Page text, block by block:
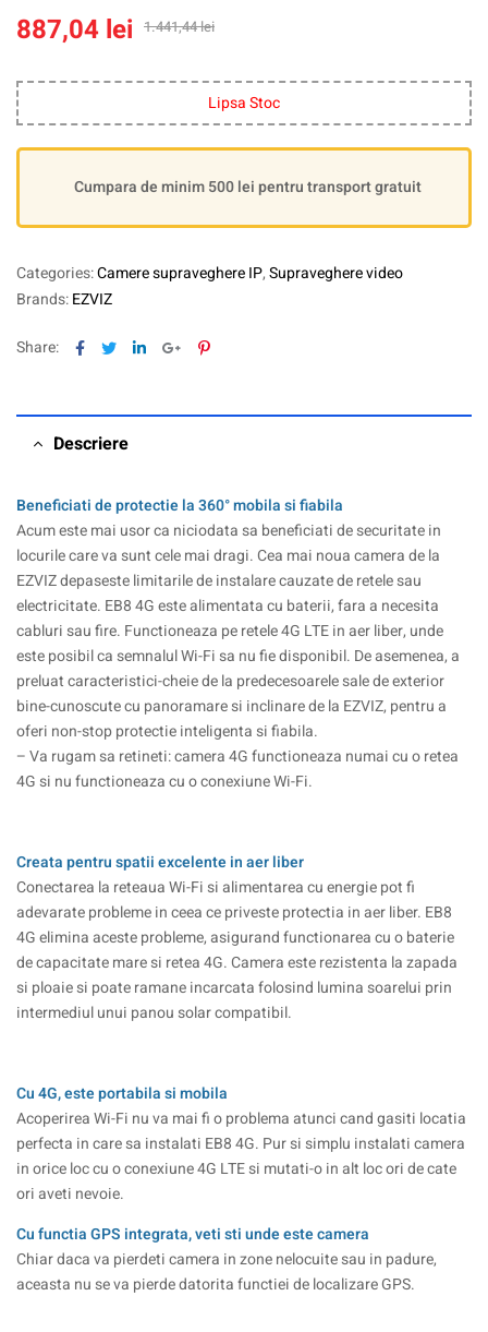
1.441,44lei
887,04 lei
Lipsa Stoc
Cumpara de minim 500 lei pentru transport gratuit
Categories:Camere supraveghere IP,Supraveghere video
Brands:EZVIZ
Share: Facebook
TwitterLinkedinGoogle+Pinterest
Descriere
Beneficiati de protectie la 360° mobila si fiabila
Acum este mai usor ca niciodata sa beneficiati de securitate in
locurile care va sunt cele mai dragi. Cea mai noua camera de la
EZVIZ depaseste limitarile de instalare cauzate de retele sau
electricitate. EB8 4G este alimentata cu baterii, fara a necesita
cabluri sau fire. Functioneaza pe retele 4G LTE in aer liber, unde
este posibil ca semnalul Wi-Fi sa nu fie disponibil. De asemenea, a
preluat caracteristici-cheie de la predecesoarele sale de exterior
bine-cunoscute cu panoramare si inclinare de la EZVIZ, pentru a
oferi non-stop protectie inteligenta si fiabila.
– Va rugam sa retineti: camera 4G functioneaza numai cu o retea
4G si nu functioneaza cu o conexiune Wi-Fi.
Creata pentru spatii excelente in aer liber
Conectarea la reteaua Wi-Fi si alimentarea cu energie pot fi
adevarate probleme in ceea ce priveste protectia in aer liber. EB8
4G elimina aceste probleme, asigurand functionarea cu o baterie
de capacitate mare si retea 4G. Camera este rezistenta la zapada
si ploaie si poate ramane incarcata folosind lumina soarelui prin
intermediul unui panou solar compatibil.
Cu 4G, este portabila si mobila
Acoperirea Wi-Fi nu va mai fi o problema atunci cand gasiti locatia
perfecta in care sa instalati EB8 4G. Pur si simplu instalati camera
in orice loc cu o conexiune 4G LTE si mutati-o in alt loc ori de cate
ori aveti nevoie.
Cu functia GPS integrata, veti sti unde este camera
Chiar daca va pierdeti camera in zone nelocuite sau in padure,
aceasta nu se va pierde datorita functiei de localizare GPS.